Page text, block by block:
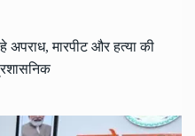
अपराध, मारपीट और हत्या की